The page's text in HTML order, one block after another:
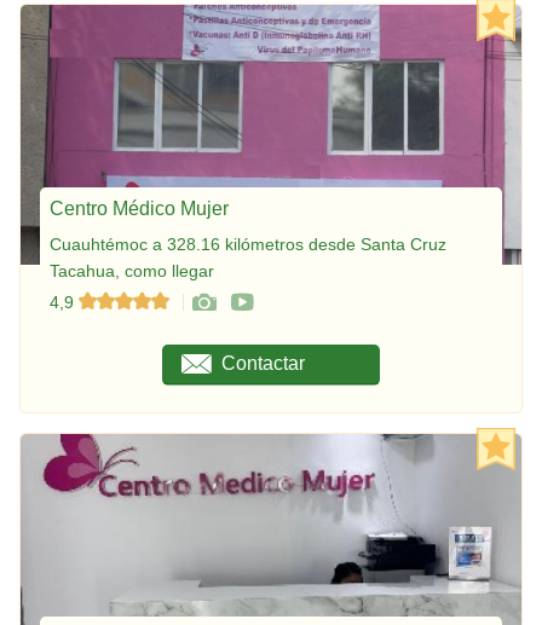
Centro Médico Mujer
Cuauhtémoc a 328.16 kilómetros desde Santa Cruz
Tacahua, como llegar
4,9
Contactar